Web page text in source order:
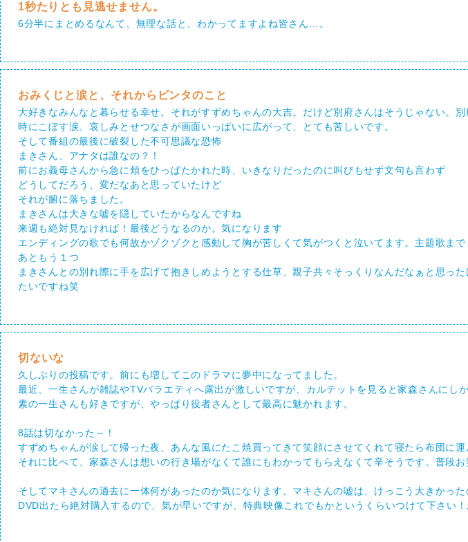
1秒たりとも見逃せません。
6分半にまとめるなんて、無理な話と、わかってますよね皆さん…。
おみくじと涙と、それからビンタのこと
大好きなみんなと暮らせる幸せ。それがすずめちゃんの大吉。だけど別府さんはそうじゃない。
時にこぼす涙。哀しみとせつなさが画面いっぱいに広がって、とても苦しいです。
そして番組の最後に破裂した不可思議な恐怖
まきさん、アナタは誰なの？！
前にお義母さんから急に頬をひっぱたかれた時、いきなりだったのに叫びもせず文句も言わず
どうしてだろう、変だなあと思っていたけど
それが腑に落ちました。
まきさんは大きな嘘を隠していたからなんですね
来週も絶対見なければ！最後どうなるのか。気になります
エンディングの歌でも何故かゾクゾクと感動して胸が苦しくて気がつくと泣いてます。主題歌ま
あともう１つ
まきさんとの別れ際に手を広げて抱きしめようとする仕草、親子共々そっくりなんだなぁと思
たいですね笑
切ないな
久しぶりの投稿です。前にも増してこのドラマに夢中になってました。
最近、一生さんが雑誌やTVバラエティへ露出が激しいですが、カルテットを見ると家森さんにし
素の一生さんも好きですが、やっぱり役者さんとして最高に魅かれます。
8話は切なかった～！
すずめちゃんが涙して帰った夜、あんな風にたこ焼買ってきて笑顔にさせてくれて寝たら布団に
それに比べて、家森さんは想いの行き場がなくて誰にもわかってもらえなくて辛そうです。普段
そしてマキさんの過去に一体何があったのか気になります。マキさんの嘘は、けっこう大きかっ
DVD出たら絶対購入するので、気が早いですが、特典映像これでもかというくらいつけて下さい！